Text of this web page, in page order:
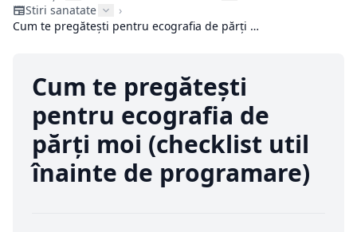
Stiri sanatate
›
Cum te pregătești pentru ecografia de părți moi (checklist util înainte de programare)
Cum te pregătești
pentru ecografia de
părți moi (checklist util
înainte de programare)